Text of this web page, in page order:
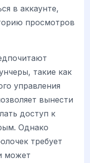
в аккаунте,
просмотров
такие как
управления
вынести
доступ к
Однако
требует
может